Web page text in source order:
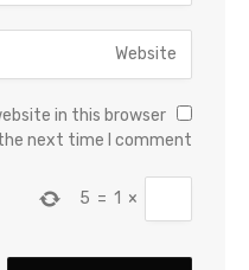
in this browser
next time I comment.
×
1
=
5